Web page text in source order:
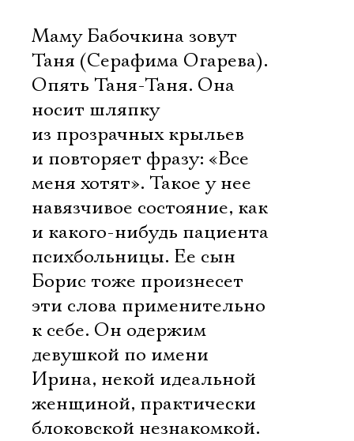
Маму Бабочкина зовут
Таня (Серафима Огарева).
Опять Таня-Таня. Она
носит шляпку
из прозрачных крыльев
и повторяет фразу: «Все
меня хотят». Такое у нее
навязчивое состояние, как
и какого-нибудь пациента
психбольницы. Ее сын
Борис тоже произнесет
эти слова применительно
к себе. Он одержим
девушкой по имени
Ирина, некой идеальной
женщиной, практически
блоковской незнакомкой.